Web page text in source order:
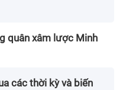
quân xâm lược Minh
các thời kỳ và biến